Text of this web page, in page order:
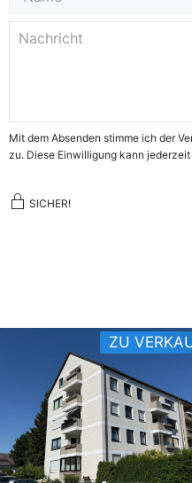
Mit dem Absenden stimme ich der
zu. Diese Einwilligung kann
SICHER!
ZU